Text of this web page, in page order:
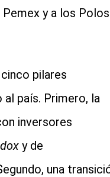
Pemex y a los Polos
pilares
país. Primero, la
inversores
y de
una